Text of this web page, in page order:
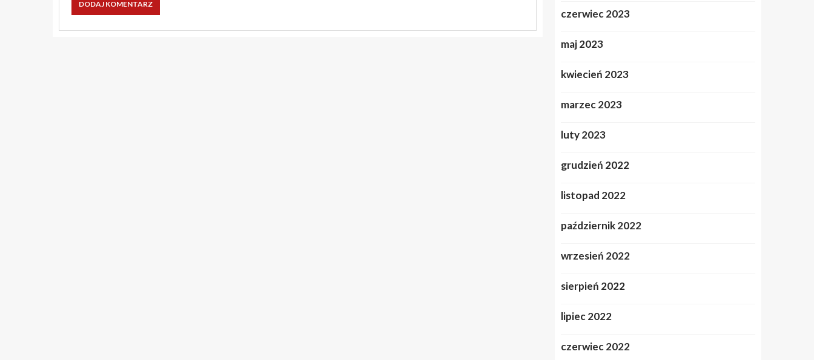
czerwiec 2023
maj 2023
kwiecień 2023
marzec 2023
luty 2023
grudzień 2022
listopad 2022
październik 2022
wrzesień 2022
sierpień 2022
lipiec 2022
czerwiec 2022